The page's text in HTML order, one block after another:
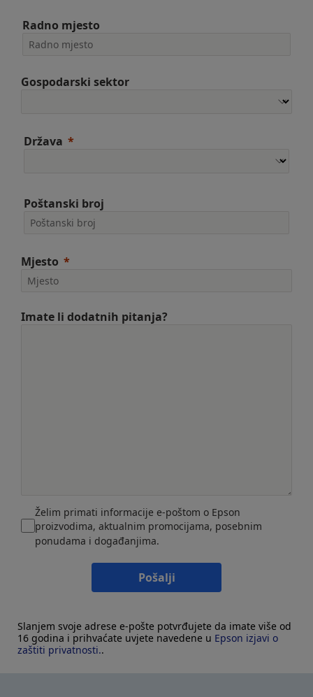
Radno mjesto
Gospodarski sektor
Država
Poštanski broj
Mjesto
Imate li dodatnih pitanja?
Želim primati informacije e-poštom o Epson
proizvodima, aktualnim promocijama, posebnim
ponudama i događanjima.
Pošalji
Slanjem svoje adrese e-pošte potvrđujete da imate više od
16 godina i prihvaćate uvjete navedene u Epson izjavi o
zaštiti privatnosti..